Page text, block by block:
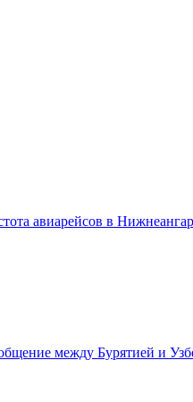
авиарейсов в
между Бурятией и